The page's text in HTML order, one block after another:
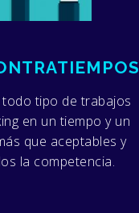
todo tipo de trabajos
en un tiempo y un
que aceptables y
la competencia.